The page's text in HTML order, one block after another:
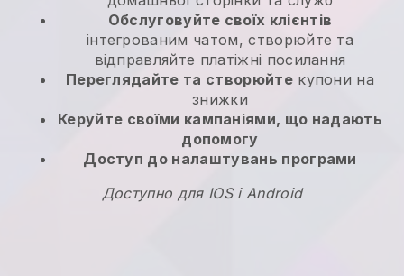
Обслуговуйте своїх клієнтів
інтегрованим чатом, створюйте та
відправляйте платіжні посилання
Переглядайте та створюйтекупони на
знижки
Керуйте своїми кампаніями, що надають
допомогу
Доступ до налаштувань програми
Доступно для IOS і Android